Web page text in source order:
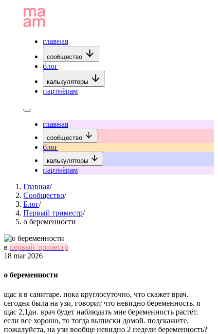
главная
сообщество
блог
калькуляторы
партнёрам
главная
сообщество
блог
калькуляторы
партнёрам
Главная/
Сообщество/
Блог/
Первый триместр/
о беременности
в первый-триместр
18 mar 2026
о беременности
щас я в санитаре. пока круглосуточно, что скажет врач.
сегодня была на узи, говорит что невидно беременность. я
щас 2,1дн. врач будет наблюдать мне беременность растёт.
если все хорошо, то тогда выписки домой. подскажите,
пожалуйста, на узи вообще невидно 2 недели беременность?